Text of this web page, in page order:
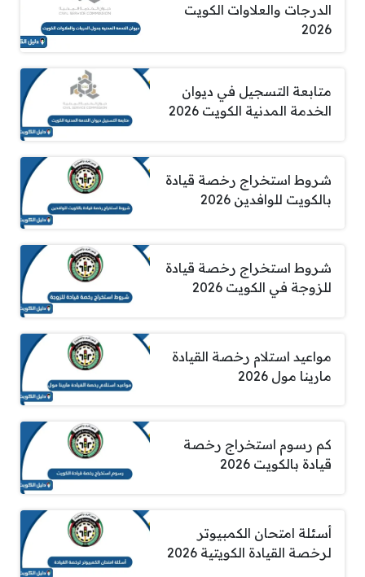
الدرجات والعلاوات الكويت
2026
متابعة التسجيل في ديوان
الخدمة المدنية الكويت 2026
شروط استخراج رخصة قيادة
بالكويت للوافدين 2026
شروط استخراج رخصة قيادة
للزوجة في الكويت 2026
مواعيد استلام رخصة القيادة
مارينا مول 2026
كم رسوم استخراج رخصة
قيادة بالكويت 2026
أسئلة امتحان الكمبيوتر
لرخصة القيادة الكويتية 2026